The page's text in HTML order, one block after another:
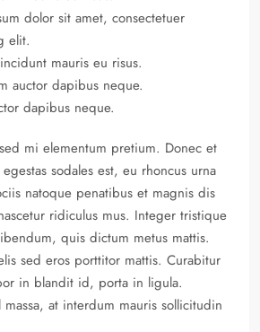
dolor sit amet, consectetuer
elit.
mauris eu risus.
auctor dapibus neque.
dapibus neque.
mi elementum pretium. Donec et
sodales est, eu rhoncus urna
natoque penatibus et magnis dis
ridiculus mus. Integer tristique
quis dictum metus mattis.
sed eros porttitor mattis. Curabitur
in blandit id, porta in ligula.
at interdum mauris sollicitudin